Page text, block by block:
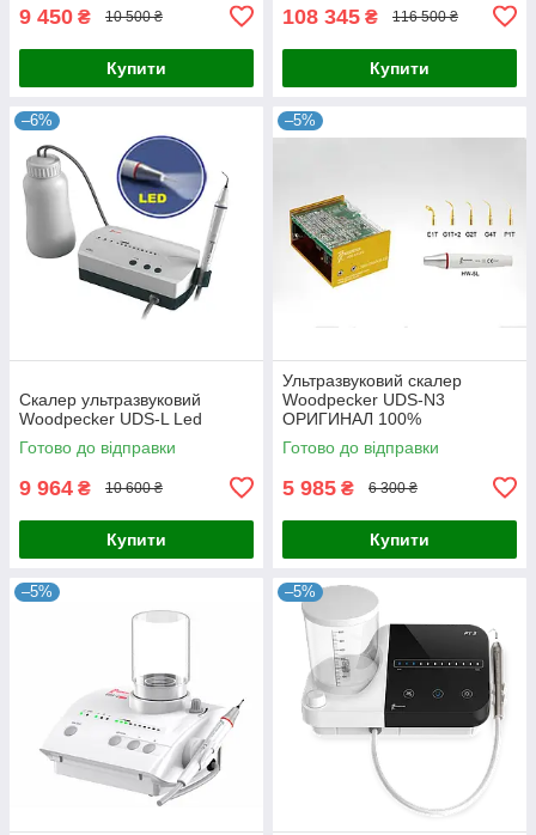
9 450 ₴ 10 500 ₴
Купити
108 345 ₴ 116 500 ₴
Купити
–6%
Скалер ультразвуковий
Woodpecker UDS-L Led
Готово до відправки
9 964 ₴ 10 600 ₴
Купити
–5%
Ультразвуковий скалер
Woodpecker UDS-N3
ОРИГИНАЛ 100%
Готово до відправки
5 985 ₴ 6 300 ₴
Купити
–5% –5%